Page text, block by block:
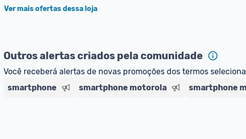
Ver mais ofertas dessa loja
Outros alertas criados pela comunidade
Você receberá alertas de novas promoções dos termos
smartphone
smartphone motorola smartphone